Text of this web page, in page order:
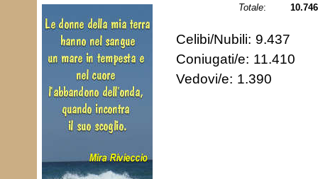
Totale: 10.746
Celibi/Nubili: 9.437
Coniugati/e: 11.410
Vedovi/e: 1.390